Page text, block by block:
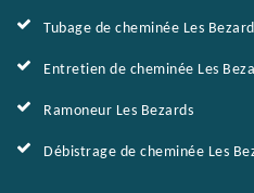
Tubage de cheminée Les
Entretien de cheminée Les
Ramoneur Les Bezards
Débistrage de cheminée Les